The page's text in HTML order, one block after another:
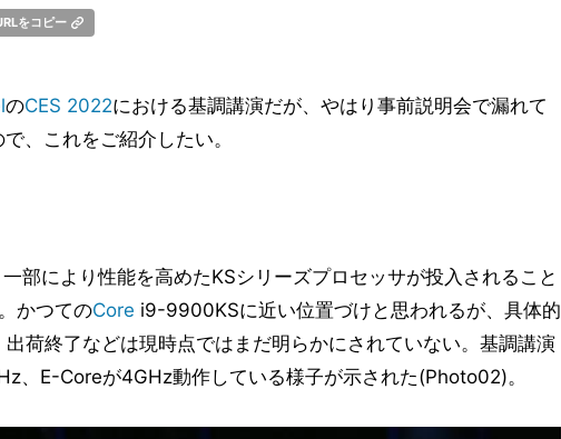
をコピー
のCES 2022における基調講演だが、やはり事前説明会で漏れて
、これをご紹介したい。
部により性能を高めたKSシリーズプロセッサが投入されること
かつてのCore i9-9900KSに近い位置づけと思われるが、具体的
荷終了などは現時点ではまだ明らかにされていない。基調講演
、E-Coreが4GHz動作している様子が示された(Photo02)。